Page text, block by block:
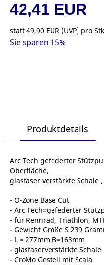
42,41 EUR
statt 49,90 EUR (UVP) pro
Sie sparen 15%
Produktdetails
Arc Tech gefederter
Oberfläche,
glasfaser verstärkte Schale
- O-Zone Base Cut
- Arc Tech=gefederter
- für Rennrad, Triathlon,
- Gewicht Größe S 239
- L = 277mm B=163mm
- glasfaserverstärkte Schale
- CroMo Gestell mit Scala